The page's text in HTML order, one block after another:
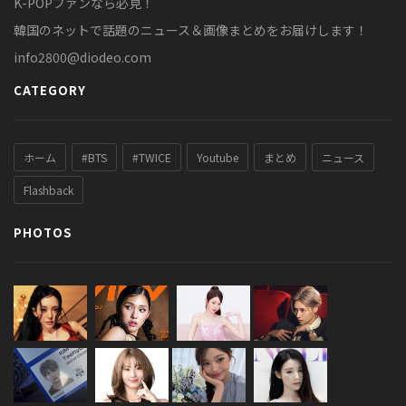
韓国のネットで話題のニュース＆画像まとめをお届けします！
info2800@diodeo.com
CATEGORY
ホーム #BTS #TWICE Youtube まとめ ニュース
Flashback
PHOTOS